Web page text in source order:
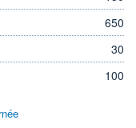
650
30
100